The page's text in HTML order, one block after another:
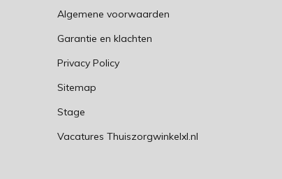
Algemene voorwaarden
Garantie en klachten
Privacy Policy
Sitemap
Stage
Vacatures Thuiszorgwinkelxl.nl